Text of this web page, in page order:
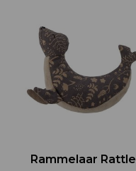
Rammelaar Rattle